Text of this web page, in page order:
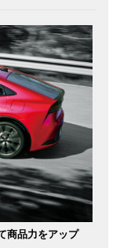
商品力をアップ